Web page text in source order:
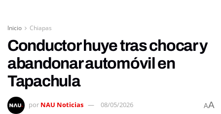
Inicio Chiapas
Conductor huye tras chocar y
abandonar automóvil en
Tapachula
por NAU Noticias 08/05/2026 AA